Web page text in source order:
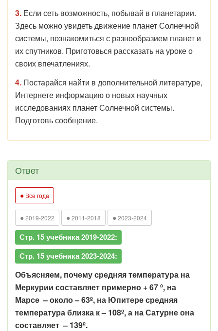
3. Если сеть возможность, побывай в планетарии.
Здесь можно увидеть движение планет Солнечной
системы, познакомиться с разнообразием планет и
их спутников. Приготовься рассказать на уроке о
своих впечатлениях.
4. Постарайся найти в дополнительной литературе,
Интернете информацию о новых научных
исследованиях планет Солнечной системы.
Подготовь сообщение.
Ответ
● Все года
● 2019-2022 ● 2011-2018 ● 2023-2024
Стр. 15 учебника 2019-2022:
Стр. 15 учебника 2023-2024:
Объясняем, почему средняя температура на
Меркурии составляет примерно + 67 º, на
Марсе – около – 63º, на Юпитере средняя
температура близка к – 108º, а на Сатурне она
составляет – 139º.